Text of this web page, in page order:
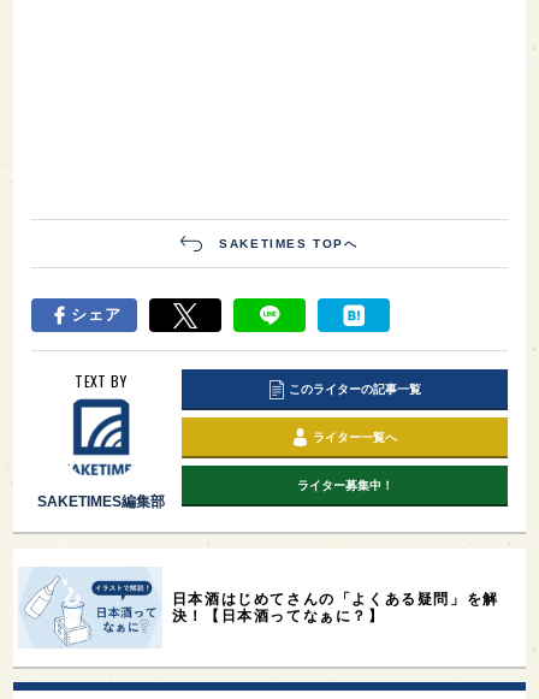
SAKETIMES TOPへ
シェア
TEXT BY
SAKETIMES編集部
このライターの記事一覧
ライター一覧へ
ライター募集中！
日本酒はじめてさんの「よくある疑問」を解
決！【日本酒ってなぁに？】